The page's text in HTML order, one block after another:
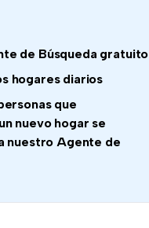
de Búsqueda gratuito
hogares diarios
que
nuevo hogar se
nuestro Agente de